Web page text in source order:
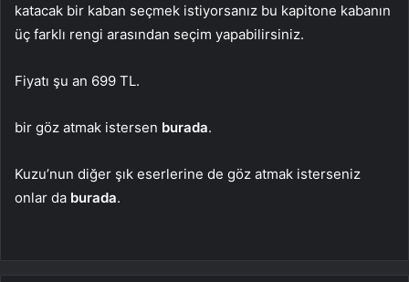
katacak bir kaban seçmek istiyorsanız bu kapitone kabanın
üç farklı rengi arasından seçim yapabilirsiniz.
Fiyatı şu an 699 TL.
bir göz atmak istersen burada.
Kuzu’nun diğer şık eserlerine de göz atmak isterseniz
onlar da burada.